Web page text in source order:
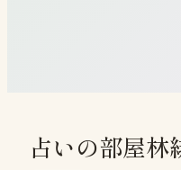
占いの部屋林